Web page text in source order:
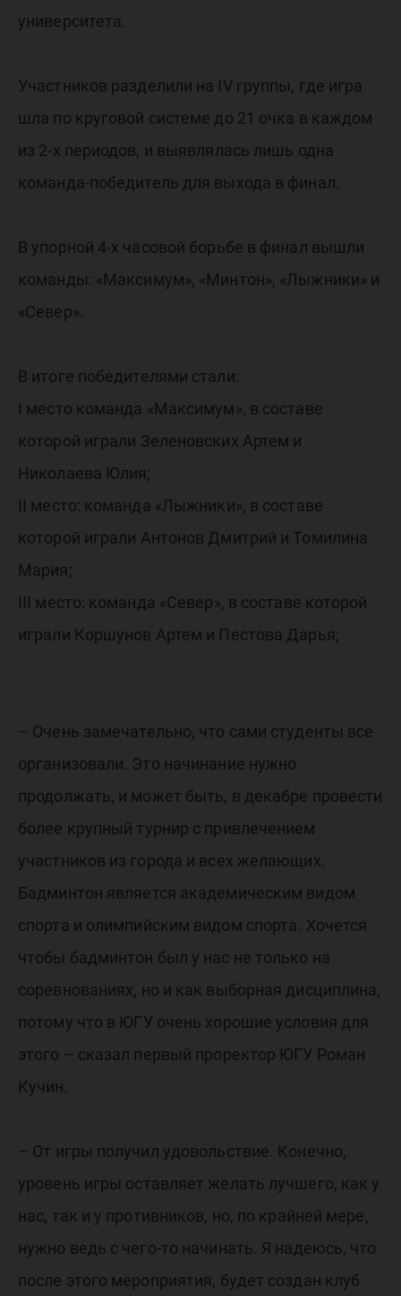
университета.
Участников разделили на IV группы, где игра
шла по круговой системе до 21 очка в каждом
из 2-х периодов, и выявлялась лишь одна
команда-победитель для выхода в финал.
В упорной 4-х часовой борьбе в финал вышли
команды: «Максимум», «Минтон», «Лыжники» и
«Север».
В итоге победителями стали:
I место команда «Максимум», в составе
которой играли Зеленовских Артем и
Николаева Юлия;
II место: команда «Лыжники», в составе
которой играли Антонов Дмитрий и Томилина
Мария;
III место: команда «Север», в составе которой
играли Коршунов Артем и Пестова Дарья;
– Очень замечательно, что сами студенты все
организовали. Это начинание нужно
продолжать, и может быть, в декабре провести
более крупный турнир с привлечением
участников из города и всех желающих.
Бадминтон является академическим видом
спорта и олимпийским видом спорта. Хочется
чтобы бадминтон был у нас не только на
соревнованиях, но и как выборная дисциплина,
потому что в ЮГУ очень хорошие условия для
этого – сказал первый проректор ЮГУ Роман
Кучин.
– От игры получил удовольствие. Конечно,
уровень игры оставляет желать лучшего, как у
нас, так и у противников, но, по крайней мере,
нужно ведь с чего-то начинать. Я надеюсь, что
после этого мероприятия, будет создан клуб